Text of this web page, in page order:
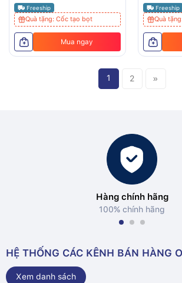
Freeship
Quà tặng: Cốc tạo bọt
Mua ngay
Freeship
Quà
1 2 »
Hàng chính hãng
100% chính hãng
HỆ THỐNG CÁC KÊNH BÁN HÀNG
Xem danh sách